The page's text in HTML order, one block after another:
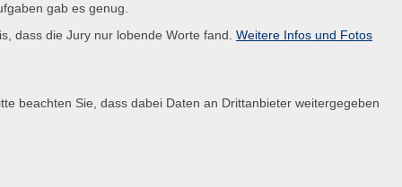
gab es genug.
dass die Jury nur lobende Worte fand. Weitere Infos und Fotos
beachten Sie, dass dabei Daten an Drittanbieter weitergegeben